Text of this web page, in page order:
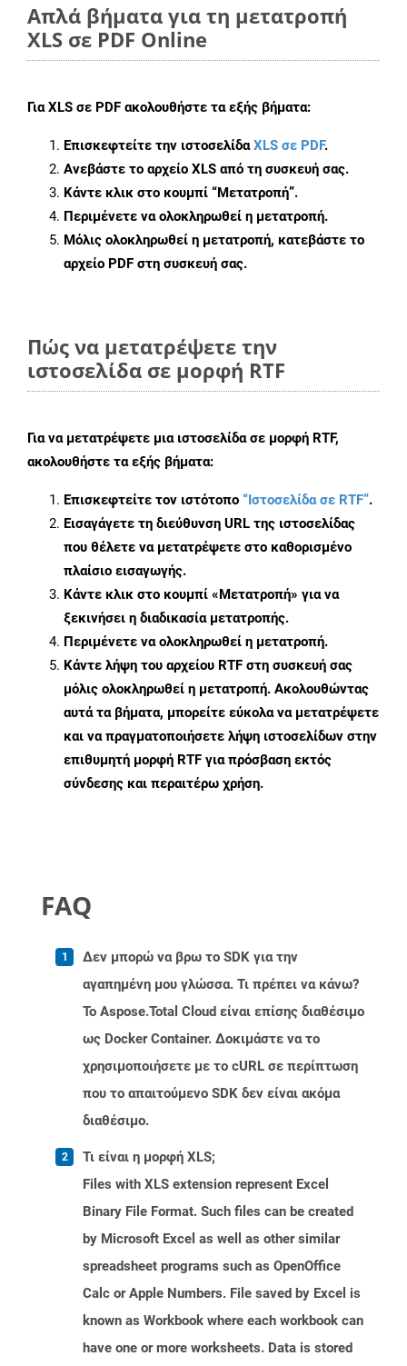
Απλά βήματα για τη μετατροπή
XLS σε PDF Online
ΓιαXLS σε PDF ακολουθήστε τα εξής βήματα:
Επισκεφτείτε την ιστοσελίδαXLS σε PDF.
Ανεβάστε το αρχείο XLS από τη συσκευή σας.
Κάντε κλικ στο κουμπί “Μετατροπή”.
Περιμένετε να ολοκληρωθεί η μετατροπή.
Μόλις ολοκληρωθεί η μετατροπή, κατεβάστε το
αρχείο PDF στη συσκευή σας.
Πώς να μετατρέψετε την
ιστοσελίδα σε μορφή RTF
Για να μετατρέψετε μια ιστοσελίδα σε μορφή RTF,
ακολουθήστε τα εξής βήματα:
Επισκεφτείτε τον ιστότοπο “Ιστοσελίδα σε RTF”.
Εισαγάγετε τη διεύθυνση URL της ιστοσελίδας
που θέλετε να μετατρέψετε στο καθορισμένο
πλαίσιο εισαγωγής.
Κάντε κλικ στο κουμπί «Μετατροπή» για να
ξεκινήσει η διαδικασία μετατροπής.
Περιμένετε να ολοκληρωθεί η μετατροπή.
Κάντε λήψη του αρχείου RTF στη συσκευή σας
μόλις ολοκληρωθεί η μετατροπή. Ακολουθώντας
αυτά τα βήματα, μπορείτε εύκολα να μετατρέψετε
και να πραγματοποιήσετε λήψη ιστοσελίδων στην
επιθυμητή μορφή RTF για πρόσβαση εκτός
σύνδεσης και περαιτέρω χρήση.
FAQ
Δεν μπορώ να βρω το SDK για την
αγαπημένη μου γλώσσα. Τι πρέπει να κάνω?
Το Aspose.Total Cloud είναι επίσης διαθέσιμο
ως Docker Container. Δοκιμάστε να το
χρησιμοποιήσετε με το cURL σε περίπτωση
που το απαιτούμενο SDK δεν είναι ακόμα
διαθέσιμο.
Τι είναι η μορφή XLS;
Files with XLS extension represent Excel
Binary File Format. Such files can be created
by Microsoft Excel as well as other similar
spreadsheet programs such as OpenOffice
Calc or Apple Numbers. File saved by Excel is
known as Workbook where each workbook can
have one or more worksheets. Data is stored